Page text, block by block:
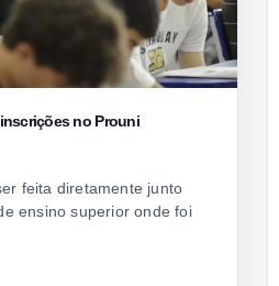
no Prouni
feita diretamente junto
ensino superior onde foi